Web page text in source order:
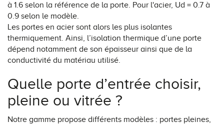
à 1.6 selon la référence de la porte. Pour l'acier, Ud = 0.7 à
0.9 selon le modèle.
Les portes en acier sont alors les plus isolantes
thermiquement. Ainsi, l’isolation thermique d’une porte
dépend notamment de son épaisseur ainsi que de la
conductivité du matériau utilisé.
Quelle porte d’entrée choisir,
pleine ou vitrée ?
Notre gamme propose différents modèles : portes pleines,